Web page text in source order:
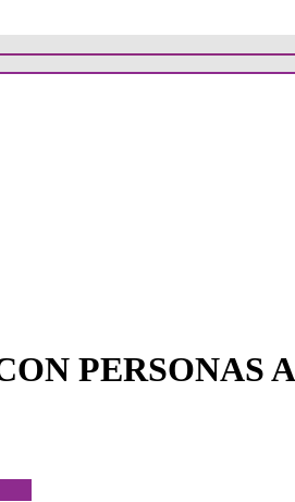
PERSONAS